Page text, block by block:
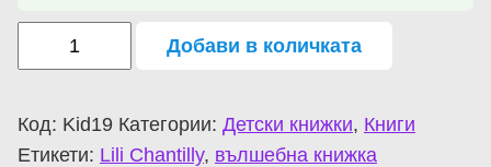
Добави в количката
Код: Kid19 Категории: Детски книжки, Книги
Етикети: Lili Chantilly, вълшебна книжка